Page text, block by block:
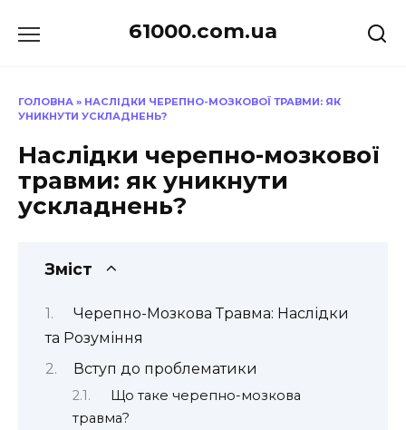
до
61000.com.ua
ГОЛОВНА » НАСЛІДКИ ЧЕРЕПНО-МОЗКОВОЇ ТРАВМИ: ЯК
УНИКНУТИ УСКЛАДНЕНЬ?
Наслідки черепно-мозкової
травми: як уникнути
ускладнень?
Зміст
Черепно-Мозкова Травма: Наслідки
та Розуміння
Вступ до проблематики
Що таке черепно-мозкова
травма?